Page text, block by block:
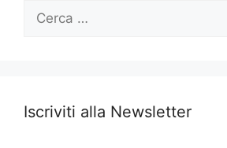
Ricerca
Iscriviti alla Newsletter